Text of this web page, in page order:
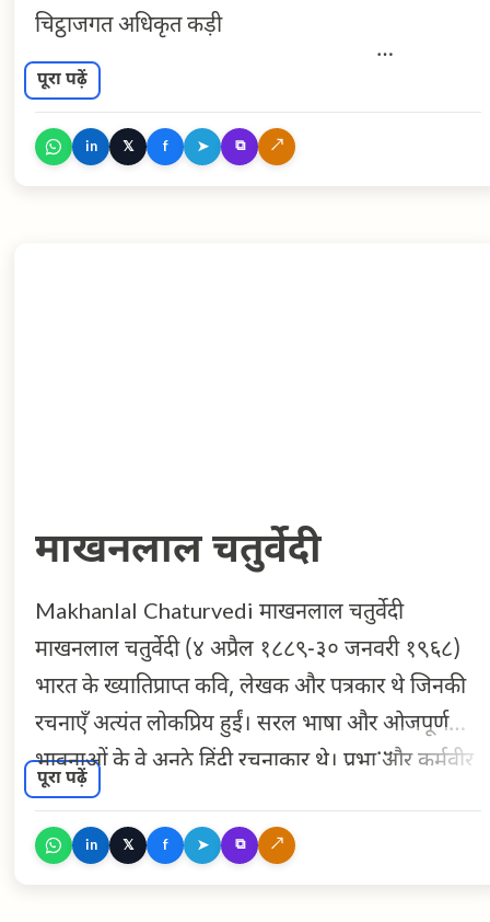
चिट्ठाजगत अधिकृत कड़ी
पूरा पढ़ें
in 𝕏 f ➤ ⧉ ↗
माखनलाल चतुर्वेदी
Makhanlal Chaturvedi माखनलाल चतुर्वेदी
माखनलाल चतुर्वेदी (४ अप्रैल १८८९-३० जनवरी १९६८)
भारत के ख्यातिप्राप्त कवि, लेखक और पत्रकार थे जिनकी
रचनाएँ अत्यंत लोकप्रिय हुईं। सरल भाषा और ओजपूर्ण
भावनाओं के वे अनूठे हिंदी रचनाकार थे। प्रभा और कर्मवीर
जैसे प्रतिष्ठत पत्रों के संपादक के रूप में उन्होंने ब्रिटिश
शासन के खिलाफ जोरदार प्रचार किया और नई पीढी का
पूरा पढ़ें
in 𝕏 f ➤ ⧉ ↗